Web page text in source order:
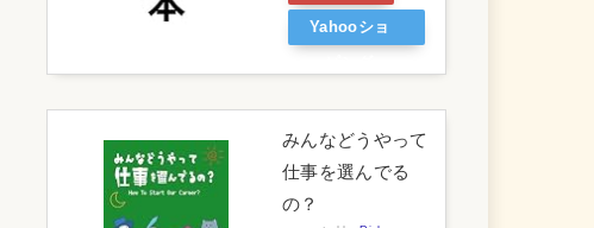
Yahooショ
みんなどうやって
仕事を選んでる
の？